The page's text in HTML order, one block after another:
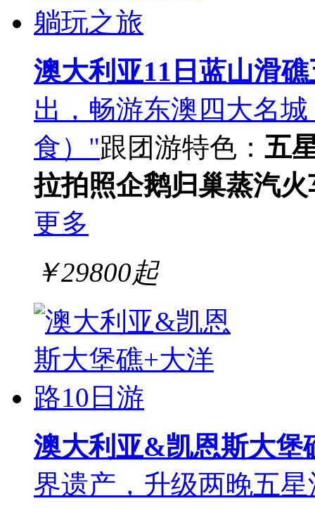
澳大利亚11日蓝山滑
出，畅游东澳四大名
食）"跟团游特色： 五
拉拍照企鹅归巢蒸汽火
更多
￥29800起
澳大利亚&凯恩斯大堡
界遗产，升级两晚五